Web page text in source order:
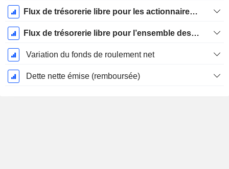
Flux de trésorerie libre pour les actionnaires FCFE
Flux de trésorerie libre pour l’ensemble des pourvoyeurs de fonds (créanciers et actionnaires) FCFF
Variation du fonds de roulement net
Dette nette émise (remboursée)